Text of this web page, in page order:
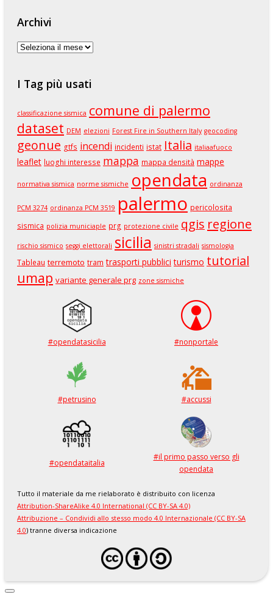
Archivi
Archivi
I Tag più usati
classificazione sismica comune di palermo
dataset DEM elezioni Forest Fire in Southern Italy geocoding
geonue gtfs incendi incidenti istat Italia italiaafuoco
leaflet luoghi interesse mappa mappa densità mappe
normativa sismica norme sismiche opendata ordinanza
PCM 3274 ordinanza PCM 3519 palermo pericolosita
sismica polizia municiaple prg protezione civile qgis regione
rischio sismico seggi elettorali sicilia sinistri stradali sismologia
Tableau terremoto tram trasporti pubblici turismo tutorial
umap variante generale prg zone sismiche
#opendatasicilia #nonportale
#petrusino #accussi
#opendataitalia
#il primo passo verso gli
opendata
Tutto il materiale da me rielaborato è distribuito con licenza
Attribution-ShareAlike 4.0 International (CC BY-SA 4.0)
Attribuzione – Condividi allo stesso modo 4.0 Internazionale (CC BY-SA
4.0) tranne diversa indicazione